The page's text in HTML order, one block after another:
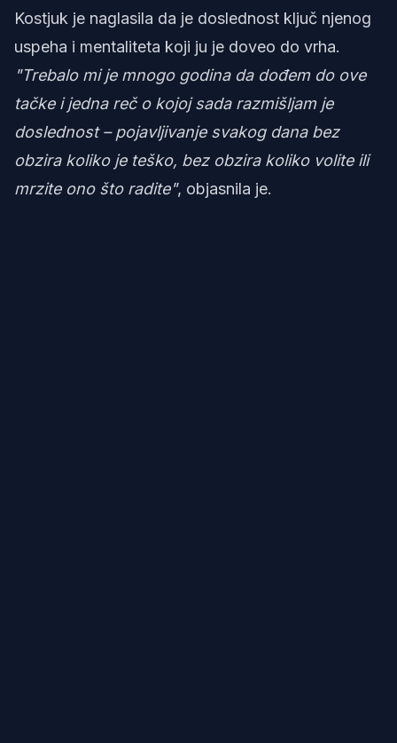
Kostjuk je naglasila da je doslednost ključ njenog
uspeha i mentaliteta koji ju je doveo do vrha.
"Trebalo mi je mnogo godina da dođem do ove
tačke i jedna reč o kojoj sada razmišljam je
doslednost – pojavljivanje svakog dana bez
obzira koliko je teško, bez obzira koliko volite ili
mrzite ono što radite", objasnila je.